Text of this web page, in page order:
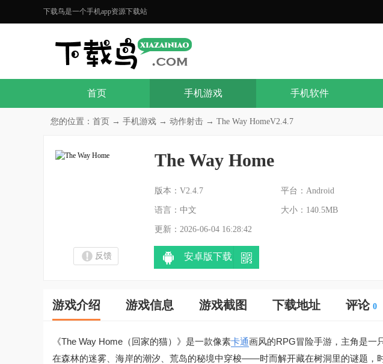
下载鸟是一个手机app资源下载站
首页 手机游戏 手机软件
您的位置： 首页 → 手机游戏 → 动作射击 → The Way HomeV2.4.7
The Way Home
版本：V2.4.7 平台：Android
语言：中文 大小：140.5MB
更新：2026-06-04 16:28:42
反馈 安卓版下载
游戏介绍 游戏信息 游戏截图 下载地址 评论 0
《The Way Home（回家的猫）》是一款像素卡通画风的RPG冒险手游，主角是一
在森林的迷雾、海岸的潮汐、荒岛的秘境中穿梭——时而解开藏在树洞里的谜题，